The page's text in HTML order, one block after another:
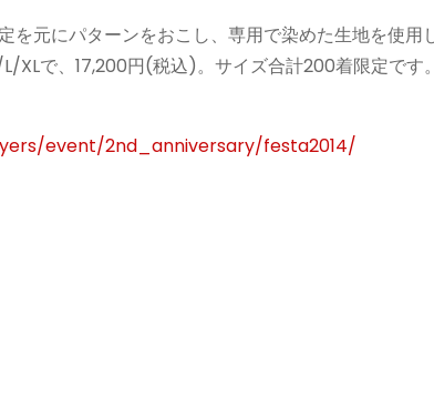
を元にパターンをおこし、専用で染めた生地を使用
XLで、17,200円(税込)。サイズ合計200着限定です
event/2nd_anniversary/festa2014/